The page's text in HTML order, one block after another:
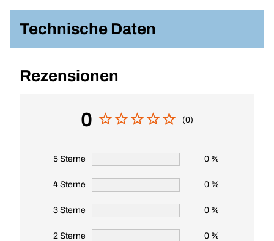
Technische Daten
Rezensionen
0 (0)
5 Sterne 0 %
4 Sterne 0 %
3 Sterne 0 %
2 Sterne 0 %